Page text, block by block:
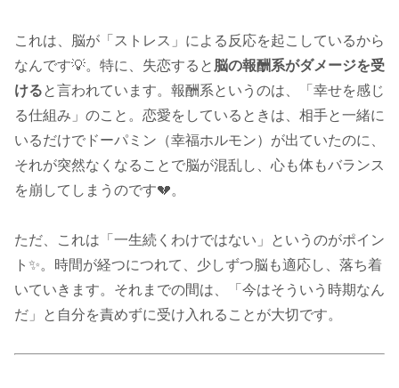
これは、脳が「ストレス」による反応を起こしているから
なんです💡。特に、失恋すると 脳の報酬系がダメージを受
けると言われています。報酬系というのは、「幸せを感じ
る仕組み」のこと。恋愛をしているときは、相手と一緒に
いるだけでドーパミン（幸福ホルモン）が出ていたのに、
それが突然なくなることで脳が混乱し、心も体もバランス
を崩してしまうのです💔。
ただ、これは「一生続くわけではない」というのがポイン
ト✨。時間が経つにつれて、少しずつ脳も適応し、落ち着
いていきます。それまでの間は、「今はそういう時期なん
だ」と自分を責めずに受け入れることが大切です。